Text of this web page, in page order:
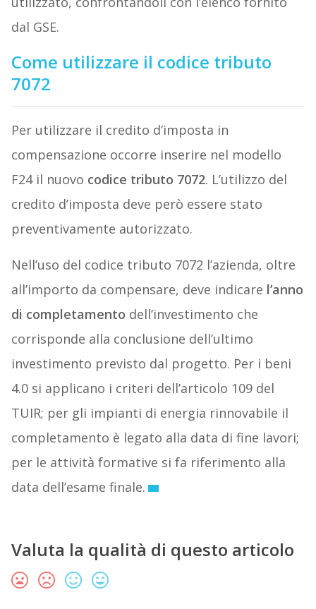
dal GSE.
Come utilizzare il codice tributo
7072
Per utilizzare il credito d’imposta in
compensazione occorre inserire nel modello
F24 il nuovo codice tributo 7072. L’utilizzo del
credito d’imposta deve però essere stato
preventivamente autorizzato.
Nell’uso del codice tributo 7072 l’azienda, oltre
all’importo da compensare, deve indicare l’anno
di completamento dell’investimento che
corrisponde alla conclusione dell’ultimo
investimento previsto dal progetto. Per i beni
4.0 si applicano i criteri dell’articolo 109 del
TUIR; per gli impianti di energia rinnovabile il
completamento è legato alla data di fine lavori;
per le attività formative si fa riferimento alla
data dell’esame finale.
Valuta la qualità di questo articolo